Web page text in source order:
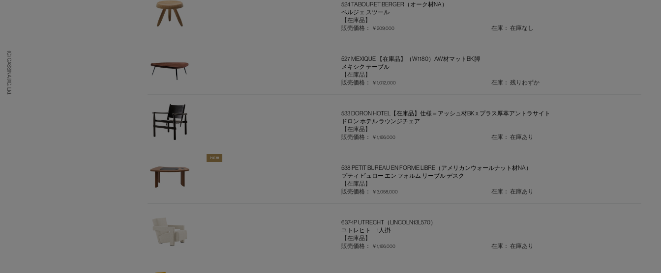
(C) CASSINA IXC. Ltd.
524 TABOURET BERGER（オーク材NA）
ベルジェ スツール
【在庫品】
販売価格：
￥209,000 在庫： 在庫なし
527 MEXIQUE 【在庫品】（W1180）AW材マットBK脚
メキシク テーブル
【在庫品】
販売価格：
￥1,012,000 在庫： 残りわずか
533 DORON HOTEL【在庫品】仕様＝アッシュ材BK x プラス厚革アントラサイト
ドロン ホテル ラウンジチェア
【在庫品】
販売価格：
￥1,166,000 在庫： 在庫あり
538 PETIT BUREAU EN FORME LIBRE（アメリカンウォールナット材NA）
プティ ビュロー エン フォルム リーブル デスク
【在庫品】
販売価格：
￥3,058,000 在庫： 在庫あり
637-1P UTRECHT（LINCOLN13L570）
ユトレヒト 1人掛
【在庫品】
販売価格：
￥1,166,000 在庫： 在庫あり